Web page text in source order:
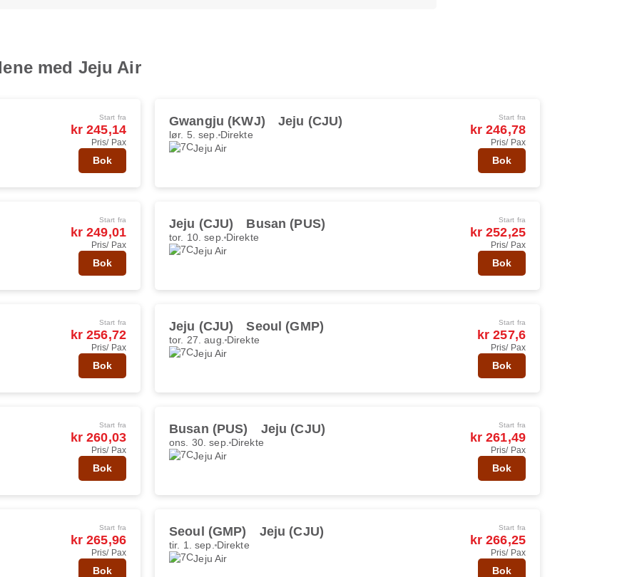
med Jeju Air
Start fra
kr 245,14
Pris/ Pax
Bok
Gwangju (KWJ) Jeju (CJU)
lør. 5. sep. Direkte
Jeju Air
Start fra
kr 246,78
Pris/ Pax
Bok
Start fra
kr 249,01
Pris/ Pax
Bok
Jeju (CJU) Busan (PUS)
tor. 10. sep. Direkte
Jeju Air
Start fra
kr 252,25
Pris/ Pax
Bok
Start fra
kr 256,72
Pris/ Pax
Bok
Jeju (CJU) Seoul (GMP)
tor. 27. aug. Direkte
Jeju Air
Start fra
kr 257,6
Pris/ Pax
Bok
Start fra
kr 260,03
Pris/ Pax
Bok
Busan (PUS) Jeju (CJU)
ons. 30. sep. Direkte
Jeju Air
Start fra
kr 261,49
Pris/ Pax
Bok
Start fra
kr 265,96
Pris/ Pax
Bok
Seoul (GMP) Jeju (CJU)
tir. 1. sep. Direkte
Jeju Air
Start fra
kr 266,25
Pris/ Pax
Bok